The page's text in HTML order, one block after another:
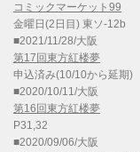
コミックマーケット99
金曜日(2日目) 東ソ-12b
■2021/11/28/大阪
第17回東方紅楼夢
申込済み(10/10から延期)
■2020/10/11/大阪
第16回東方紅楼夢
P31,32
■2020/09/06/大阪